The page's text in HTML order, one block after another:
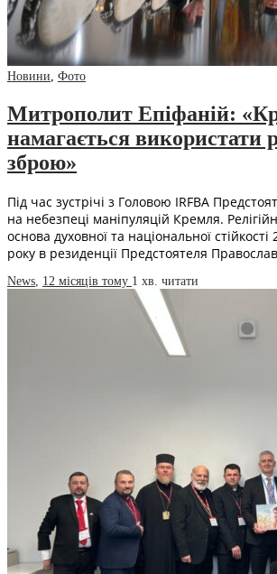
Новини Фото
Митрополит Епіфаній:
намагається використати
зброю»
Під час зустрічі з Головою IRFBA
на небезпеці маніпуляцій Кремля.
основа духовної та національної
року в резиденції Предстоятеля
News 12 місяців тому 1 хв. читати